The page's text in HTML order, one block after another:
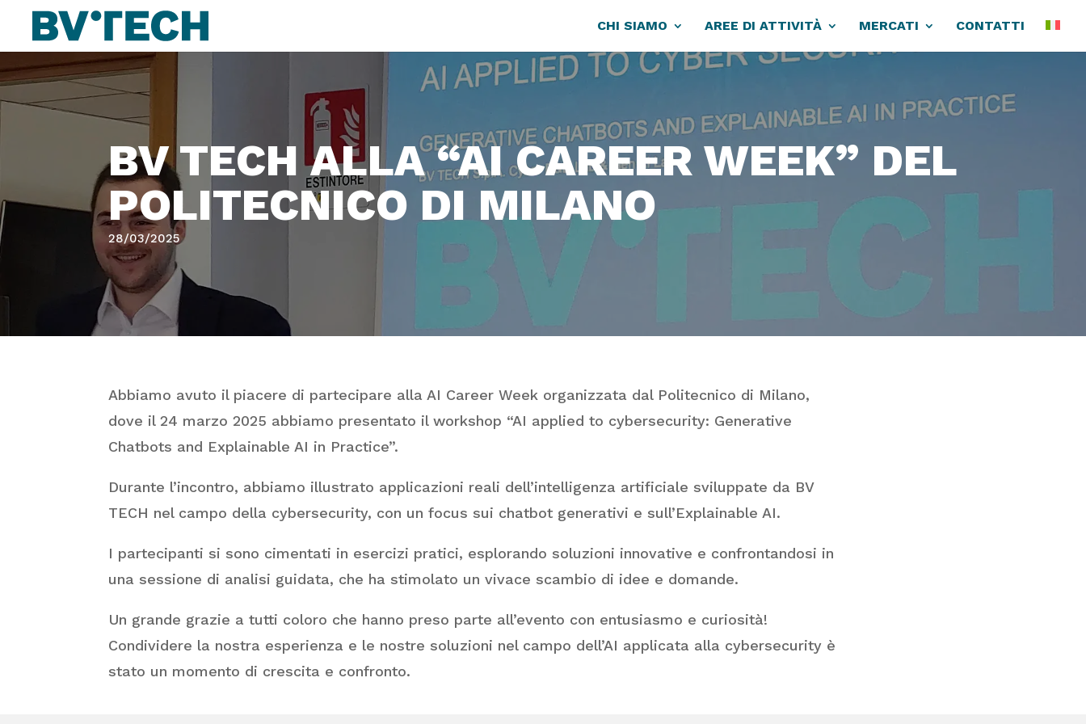
CHI SIAMO AREE DI ATTIVITÀ MERCATI CONTATTI
BV TECH ALLA “AI CAREER WEEK” DEL
POLITECNICO DI MILANO
28/03/2025
Abbiamo avuto il piacere di partecipare alla AI Career Week organizzata dal Politecnico di Milano,
dove il 24 marzo 2025 abbiamo presentato il workshop “AI applied to cybersecurity: Generative
Chatbots and Explainable AI in Practice”.
Durante l’incontro, abbiamo illustrato applicazioni reali dell’intelligenza artificiale sviluppate da BV
TECH nel campo della cybersecurity, con un focus sui chatbot generativi e sull’Explainable AI.
I partecipanti si sono cimentati in esercizi pratici, esplorando soluzioni innovative e confrontandosi in
una sessione di analisi guidata, che ha stimolato un vivace scambio di idee e domande.
Un grande grazie a tutti coloro che hanno preso parte all’evento con entusiasmo e curiosità!
Condividere la nostra esperienza e le nostre soluzioni nel campo dell’AI applicata alla cybersecurity è
stato un momento di crescita e confronto.